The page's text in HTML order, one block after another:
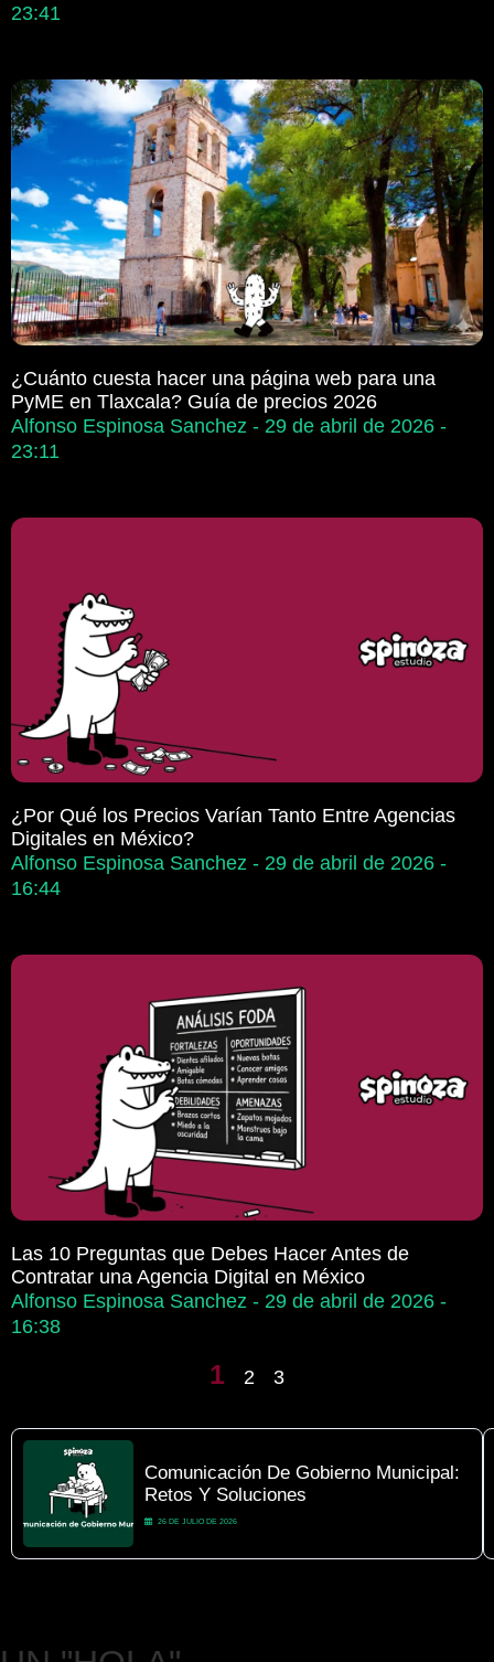
23:41
¿Cuánto cuesta hacer una página web para una
PyME en Tlaxcala? Guía de precios 2026
Alfonso Espinosa Sanchez
29 de abril de 2026
23:11
¿Por Qué los Precios Varían Tanto Entre Agencias
Digitales en México?
Alfonso Espinosa Sanchez
29 de abril de 2026
16:44
Las 10 Preguntas que Debes Hacer Antes de
Contratar una Agencia Digital en México
Alfonso Espinosa Sanchez
29 de abril de 2026
16:38
1 2 3
Comunicación De Gobierno Municipal:
Retos Y Soluciones
26 DE JULIO DE 2026